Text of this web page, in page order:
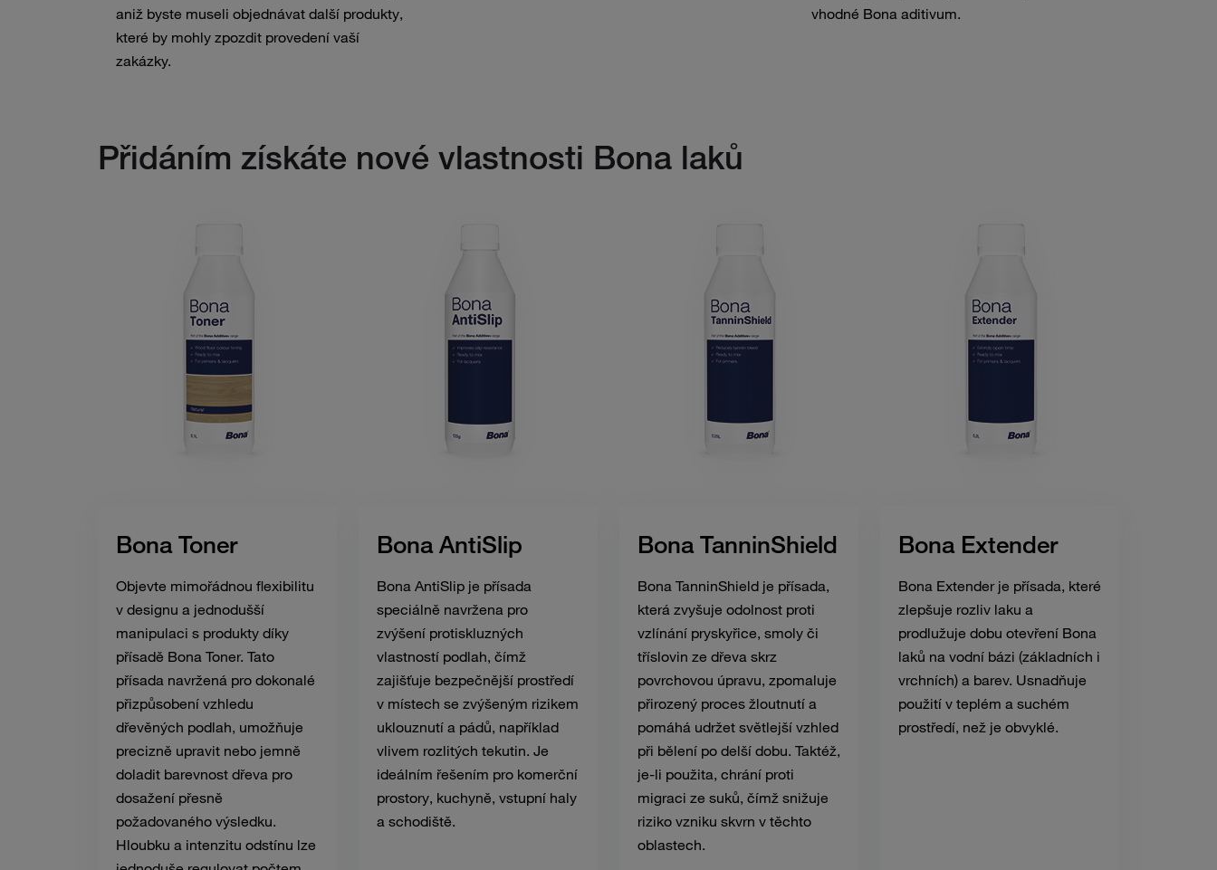
aniž byste museli objednávat další produkty,
které by mohly zpozdit provedení vaší
zakázky.
vhodné Bona aditivum.
Přidáním získáte nové vlastnosti Bona laků
Bona Toner
Objevte mimořádnou flexibilitu
v designu a jednodušší
manipulaci s produkty díky
přísadě Bona Toner. Tato
přísada navržená pro dokonalé
přizpůsobení vzhledu
dřevěných podlah, umožňuje
precizně upravit nebo jemně
doladit barevnost dřeva pro
dosažení přesně
požadovaného výsledku.
Hloubku a intenzitu odstínu lze
Bona AntiSlip
Bona AntiSlip je přísada
speciálně navržena pro
zvýšení protiskluzných
vlastností podlah, čímž
zajišťuje bezpečnější prostředí
v místech se zvýšeným rizikem
uklouznutí a pádů, například
vlivem rozlitých tekutin. Je
ideálním řešením pro komerční
prostory, kuchyně, vstupní haly
a schodiště.
Bona TanninShield
Bona TanninShield je přísada,
která zvyšuje odolnost proti
vzlínání pryskyřice, smoly či
tříslovin ze dřeva skrz
povrchovou úpravu, zpomaluje
přirozený proces žloutnutí a
pomáhá udržet světlejší vzhled
při bělení po delší dobu. Taktéž,
je-li použita, chrání proti
migraci ze suků, čímž snižuje
riziko vzniku skvrn v těchto
oblastech.
Bona Extender
Bona Extender je přísada, které
zlepšuje rozliv laku a
prodlužuje dobu otevření Bona
laků na vodní bázi (základních i
vrchních) a barev. Usnadňuje
použití v teplém a suchém
prostředí, než je obvyklé.